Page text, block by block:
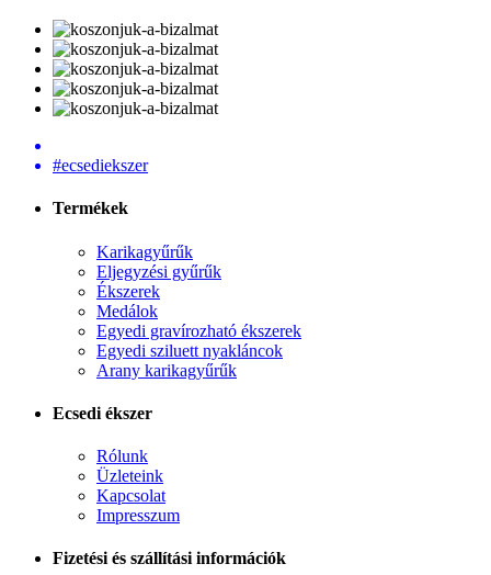
#ecsediekszer
Termékek
Karikagyűrűk
Eljegyzési gyűrűk
Ékszerek
Medálok
Egyedi gravírozható ékszerek
Egyedi sziluett nyakláncok
Arany karikagyűrűk
Ecsedi ékszer
Rólunk
Üzleteink
Kapcsolat
Impresszum
Fizetési és szállítási információk